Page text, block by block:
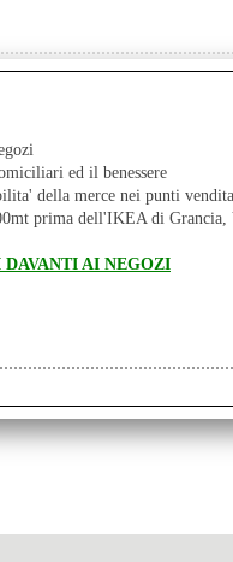
3 - (Circonf. ginocchio
GR3
bendaggio Kasseler
del [...]
ed il benessere
della merce nei punti vendita
prima dell'IKEA di
AI NEGOZI